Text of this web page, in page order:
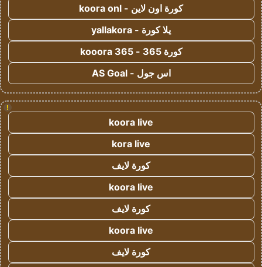
كورة اون لاين - koora onl
يلا كورة - yallakora
كورة 365 - kooora 365
اس جول - AS Goal
!
koora live
kora live
كورة لايف
koora live
كورة لايف
koora live
كورة لايف